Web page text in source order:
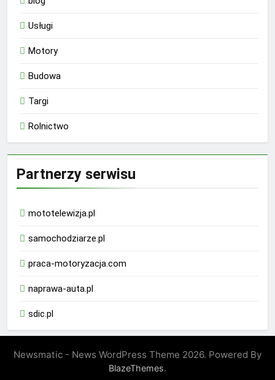
Usługi
Motory
Budowa
Targi
Rolnictwo
Partnerzy serwisu
mototelewizja.pl
samochodziarze.pl
praca-motoryzacja.com
naprawa-auta.pl
sdic.pl
Newsmatic - News WordPress Theme 2026. Powered By
BlazeThemes.